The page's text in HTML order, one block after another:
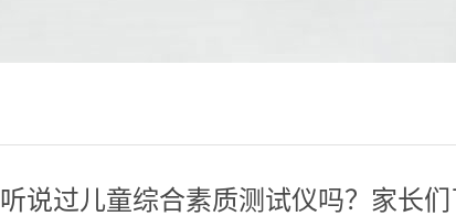
听说过儿童综合素质测试仪吗？家长们